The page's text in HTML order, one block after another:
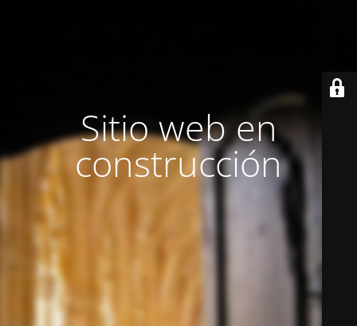
Sitio web en
construcción